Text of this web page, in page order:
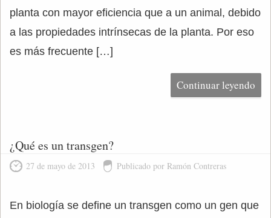
planta con mayor eficiencia que a un animal, debido
a las propiedades intrínsecas de la planta. Por eso
es más frecuente […]
Continuar leyendo
¿Qué es un transgen?
27 de mayo de 2013 Publicado por Ramón Contreras
En biología se define un transgen como un gen que